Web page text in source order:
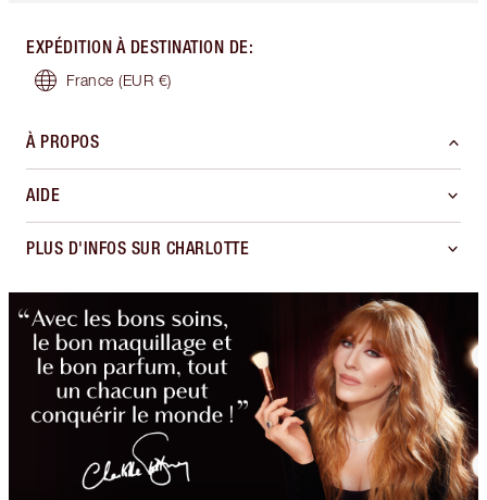
EXPÉDITION À DESTINATION DE:
France (EUR €)
À PROPOS
AIDE
PLUS D'INFOS SUR CHARLOTTE